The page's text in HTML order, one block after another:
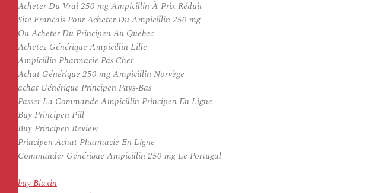
Acheter Du Vrai 250 mg Ampicillin À Prix Réduit
Site Francais Pour Acheter Du Ampicillin 250 mg
Ou Acheter Du Principen Au Québec
Achetez Générique Ampicillin Lille
Ampicillin Pharmacie Pas Cher
Achat Générique 250 mg Ampicillin Norvège
achat Générique Principen Pays-Bas
Passer La Commande Ampicillin Principen En Ligne
Buy Principen Pill
Buy Principen Review
Principen Achat Pharmacie En Ligne
Commander Générique Ampicillin 250 mg Le Portugal
buy Biaxin